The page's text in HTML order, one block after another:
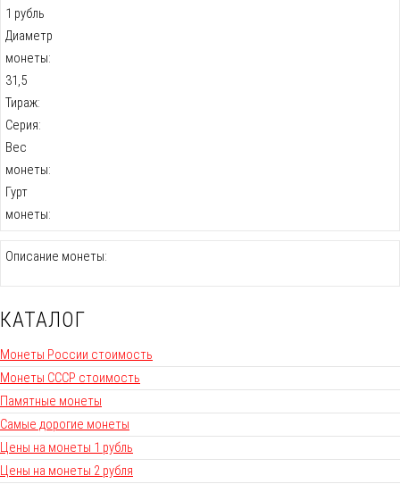
1 рубль
Диаметр
монеты:
31,5
Тираж:
Серия:
Вес
монеты:
Гурт
монеты:
Описание монеты:
КАТАЛОГ
Монеты России стоимость
Монеты СССР стоимость
Памятные монеты
Самые дорогие монеты
Цены на монеты 1 рубль
Цены на монеты 2 рубля